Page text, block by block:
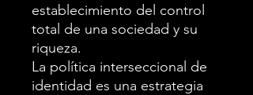
establecimiento del control
total de una sociedad y su
riqueza.
La política interseccional de
identidad es una estrategia